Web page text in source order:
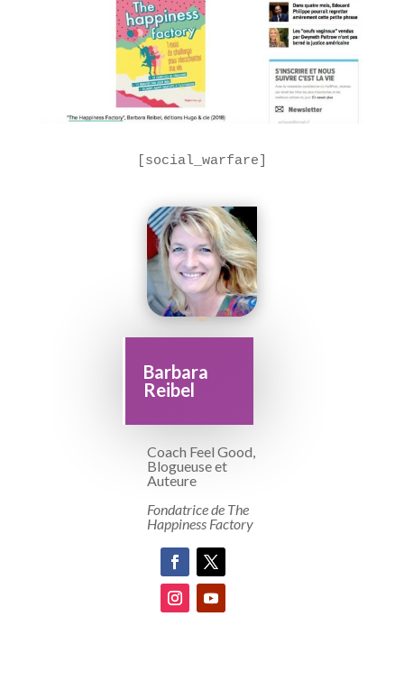
[social_warfare]
Barbara
Reibel
Coach Feel Good,
Blogueuse et
Auteure
Fondatrice de The
Happiness Factory